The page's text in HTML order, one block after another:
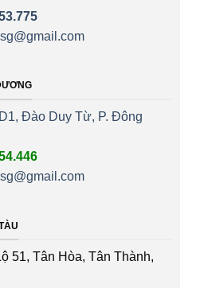
Đào Duy Từ, P. Đông
51, Tân Hòa, Tân Thành,